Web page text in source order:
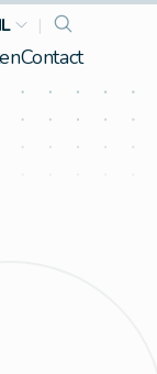
|
Contact